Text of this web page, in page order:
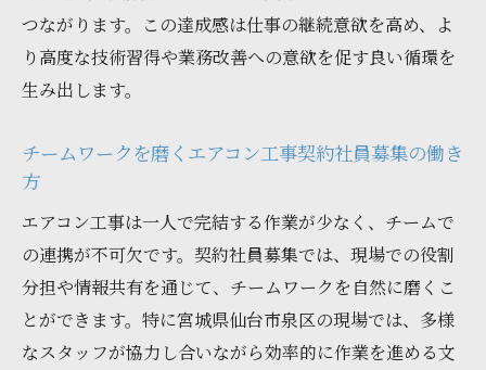
つながります。この達成感は仕事の継続意欲を高め、よ
り高度な技術習得や業務改善への意欲を促す良い循環を
生み出します。
チームワークを磨くエアコン工事契約社員募集の働き
方
エアコン工事は一人で完結する作業が少なく、チームで
の連携が不可欠です。契約社員募集では、現場での役割
分担や情報共有を通じて、チームワークを自然に磨くこ
とができます。特に宮城県仙台市泉区の現場では、多様
なスタッフが協力し合いながら効率的に作業を進める文